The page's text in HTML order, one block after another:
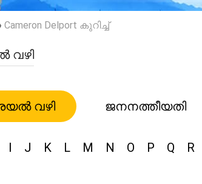
Cameron Delport കുറിച്ച്
വഴി
വഴി ജനനത്തീയതി
I J K L M N O P Q R